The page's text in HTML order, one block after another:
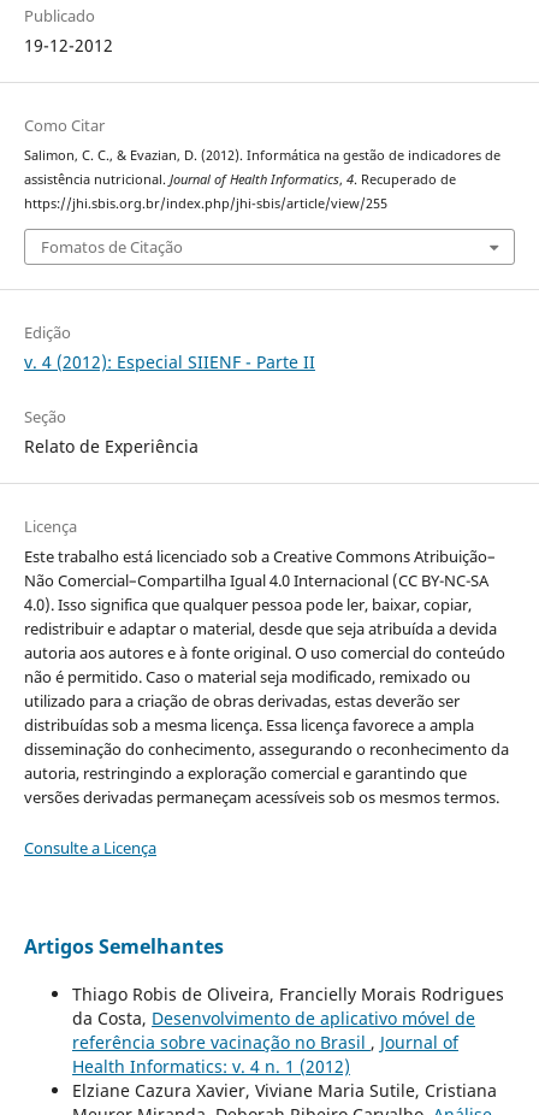
Publicado
19-12-2012
Como Citar
Salimon, C. C., & Evazian, D. (2012). Informática na gestão de indicadores de
assistência nutricional. Journal of Health Informatics, 4. Recuperado de
https://jhi.sbis.org.br/index.php/jhi-sbis/article/view/255
Fomatos de Citação
Edição
v. 4 (2012): Especial SIIENF - Parte II
Seção
Relato de Experiência
Licença
Este trabalho está licenciado sob a Creative Commons Atribuição–
Não Comercial–Compartilha Igual 4.0 Internacional (CC BY-NC-SA
4.0). Isso significa que qualquer pessoa pode ler, baixar, copiar,
redistribuir e adaptar o material, desde que seja atribuída a devida
autoria aos autores e à fonte original. O uso comercial do conteúdo
não é permitido. Caso o material seja modificado, remixado ou
utilizado para a criação de obras derivadas, estas deverão ser
distribuídas sob a mesma licença. Essa licença favorece a ampla
disseminação do conhecimento, assegurando o reconhecimento da
autoria, restringindo a exploração comercial e garantindo que
versões derivadas permaneçam acessíveis sob os mesmos termos.
Consulte a Licença
Artigos Semelhantes
Thiago Robis de Oliveira, Francielly Morais Rodrigues
da Costa, Desenvolvimento de aplicativo móvel de
referência sobre vacinação no Brasil , Journal of
Health Informatics: v. 4 n. 1 (2012)
Elziane Cazura Xavier, Viviane Maria Sutile, Cristiana